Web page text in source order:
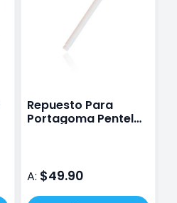
Repuesto Para
Portagoma Pentel
A: $49.90